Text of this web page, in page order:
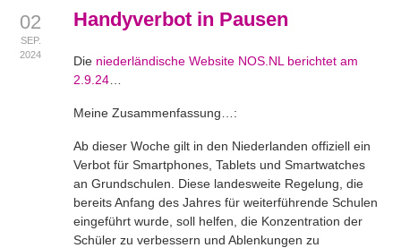
02
SEP.
2024
Handyverbot in Pausen
Die niederländische Website NOS.NL berichtet am
2.9.24
Meine Zusammenfassung…:
Ab dieser Woche gilt in den Niederlanden offiziell ein
Verbot für Smartphones, Tablets und Smartwatches
an Grundschulen. Diese landesweite Regelung, die
bereits Anfang des Jahres für weiterführende Schulen
eingeführt wurde, soll helfen, die Konzentration der
Schüler zu verbessern und Ablenkungen zu